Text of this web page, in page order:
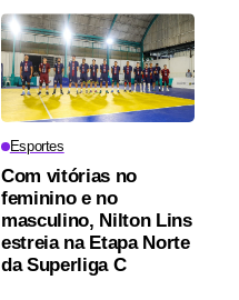
Esportes
Com vitórias no
feminino e no
masculino, Nilton Lins
estreia na Etapa Norte
da Superliga C